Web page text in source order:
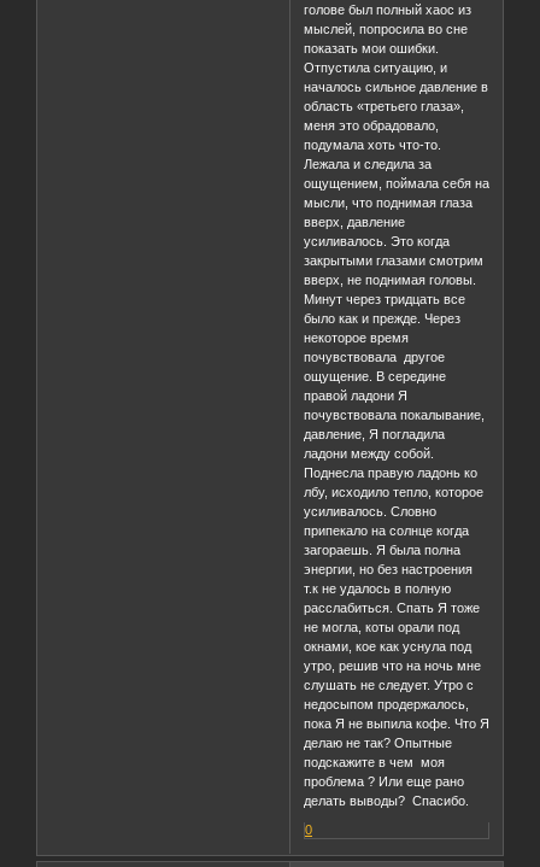
голове был полный хаос из
мыслей, попросила во сне
показать мои ошибки.
Отпустила ситуацию, и
началось сильное давление в
область «третьего глаза»,
меня это обрадовало,
подумала хоть что-то.
Лежала и следила за
ощущением, поймала себя на
мысли, что поднимая глаза
вверх, давление
усиливалось. Это когда
закрытыми глазами смотрим
вверх, не поднимая головы.
Минут через тридцать все
было как и прежде. Через
некоторое время
почувствовала другое
ощущение. В середине
правой ладони Я
почувствовала покалывание,
давление, Я погладила
ладони между собой.
Поднесла правую ладонь ко
лбу, исходило тепло, которое
усиливалось. Словно
припекало на солнце когда
загораешь. Я была полна
энергии, но без настроения
т.к не удалось в полную
расслабиться. Спать Я тоже
не могла, коты орали под
окнами, кое как уснула под
утро, решив что на ночь мне
слушать не следует. Утро с
недосыпом продержалось,
пока Я не выпила кофе. Что Я
делаю не так? Опытные
подскажите в чем моя
проблема ? Или еще рано
делать выводы? Спасибо.
0